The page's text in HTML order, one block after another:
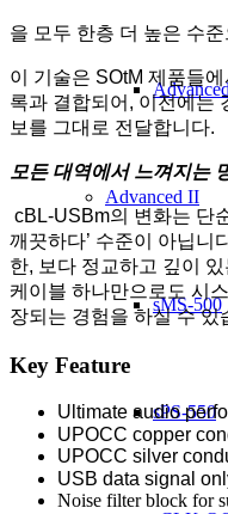
Advanced II
sMS-500
sPS-550
을 모두 한층 더 높은 수
이 기술은 SOtM 제품들
록과 결합되어, 이전에는
보를 그대로 전달합니다.
모든 대역에서 느껴지는
cBL-USBm의 변화는 단
깨끗하다’ 수준이 아닙니
한, 보다 정교하고 깊이
케이블 하나만으로도 시
장되는 경험을 하실 수 있
Key Feature
Ultimate audio
UPOCC copper
UPOCC silver
USB data signal
Noise filter block for